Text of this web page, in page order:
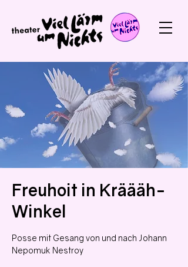
Freuhoit in Kräääh-
Winkel
Posse mit Gesang von und nach Johann